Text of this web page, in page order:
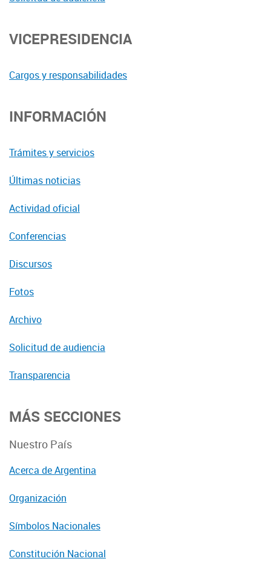
VICEPRESIDENCIA
Cargos y responsabilidades
INFORMACIÓN
Trámites y servicios
Últimas noticias
Actividad oficial
Conferencias
Discursos
Fotos
Archivo
Solicitud de audiencia
Transparencia
MÁS SECCIONES
Nuestro País
Acerca de Argentina
Organización
Símbolos Nacionales
Constitución Nacional